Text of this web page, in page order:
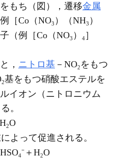
もち（図），遷移金属
［Co（NO3 ）（NH3 ）
（例［Co（NO3 ） 4］
， ニトロ基 －NO2 をもつ
2基をもつ硝酸エステルを
イオン（ニトロニウム
。
2O
よって促進される。
4⁻＋H2O